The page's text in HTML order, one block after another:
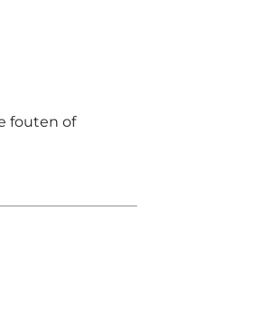
fouten of